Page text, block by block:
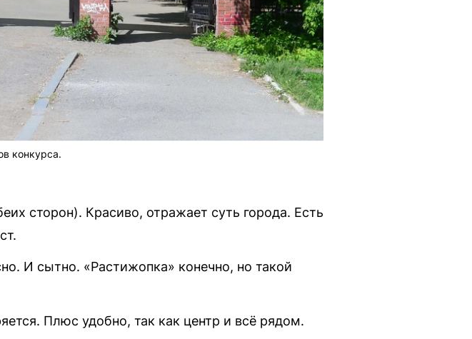
конкурса.
сторон). Красиво, отражает суть города. Есть
И сытно. «Растижопка» конечно, но такой
Плюс удобно, так как центр и всё рядом.